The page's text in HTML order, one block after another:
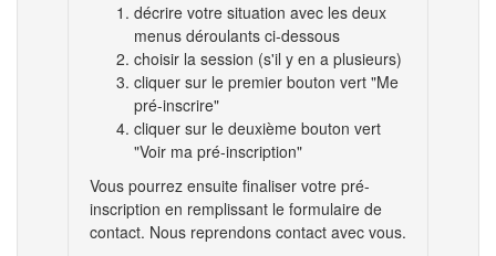
décrire votre situation avec les deux
menus déroulants ci-dessous
choisir la session (s'il y en a plusieurs)
cliquer sur le premier bouton vert "Me
pré-inscrire"
cliquer sur le deuxième bouton vert
"Voir ma pré-inscription"
Vous pourrez ensuite finaliser votre pré-
inscription en remplissant le formulaire de
contact. Nous reprendons contact avec vous.